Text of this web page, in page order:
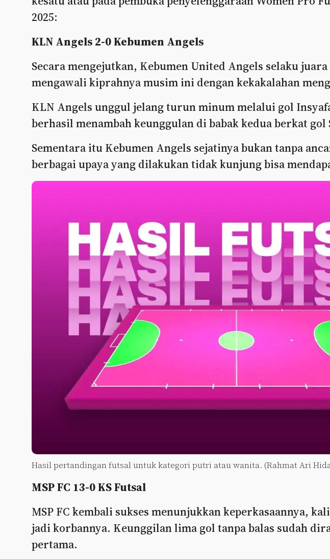
2025:
KLN Angels 2-0 Kebumen Angels
Secara mengejutkan, Kebumen United Angels selaku
mengawali kiprahnya musim ini dengan kekakalahan
KLN Angels unggul jelang turun minum melalui gol
berhasil menambah keunggulan di babak kedua berkat gol
Sementara itu Kebumen Angels sejatinya bukan tanpa
berbagai upaya yang dilakukan tidak kunjung bisa
Hasil pertandingan futsal untuk kategori putri atau wanita. (Rahmat Ari
MSP FC 13-0 KS Futsal
MSP FC kembali sukses menunjukkan keperkasaannya,
jadi korbannya. Keunggilan lima gol tanpa balas sudah
pertama.